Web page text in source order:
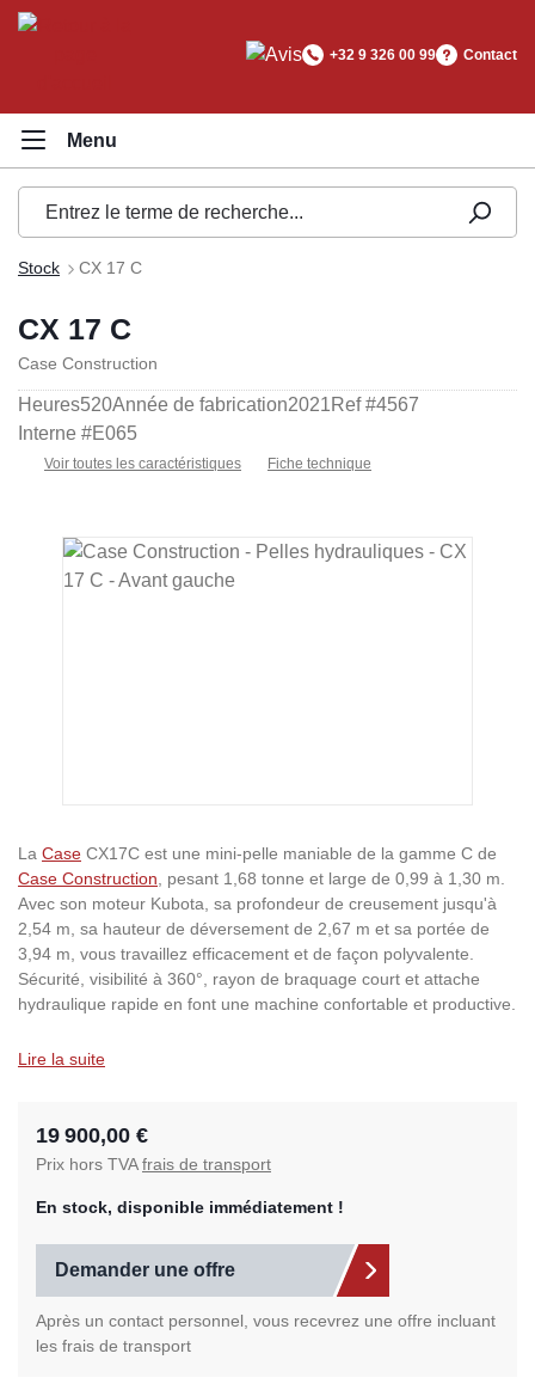
principal
+32 9 326 00 99 Contact
Stock CX 17 C
CX 17 C
Case Construction
Heures520Année de fabrication2021Ref #4567
Interne #E065
Voir toutes les caractéristiques Fiche technique
Ignorer la galerie d'images
La Case CX17C est une mini-pelle maniable de la gamme C de
Case Construction , pesant 1,68 tonne et large de 0,99 à 1,30 m.
Avec son moteur Kubota, sa profondeur de creusement jusqu'à
2,54 m, sa hauteur de déversement de 2,67 m et sa portée de
3,94 m, vous travaillez efficacement et de façon polyvalente.
Sécurité, visibilité à 360°, rayon de braquage court et attache
hydraulique rapide en font une machine confortable et productive.
Lire la suite
19 900,00 €
Prix hors TVAfrais de transport
En stock, disponible immédiatement !
Demander une offre
Après un contact personnel, vous recevrez une offre incluant
les frais de transport